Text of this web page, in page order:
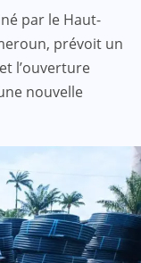
par le Haut-
prévoit un
l’ouverture
nouvelle